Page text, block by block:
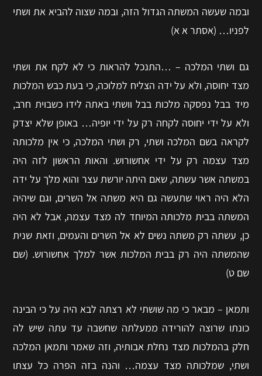
ובמה שעשה המשתה הגדול הזה, ובמה שצוה להביא את ושתי
לפניו… (אסתר א א)
גם ושתי המלכה – …התנכל להראות כי לא לקח את ושתי
מצד יחוסה, ולא על ידה הצליח למלוכה, כי בעת כבש המלכות
מיד בבל נפסקה מלכות בבל וושתי באתה לידו כשבוית חרב,
ולא על ידי יחוסה לקחה רק על ידי יופיה… באופן שלא יצדק
לקראה בשם המלכה ושתי, רק ושתי המלכה, כי אין מלכותה
מצד עצמה רק על ידי אחשורוש. והאות הראשון לזה היה
במשתה אשר עשתה, שאם היתה יורשת עצר והוא מלך על ידה
הלא היה ראוי שתעשה גם היא משתה אל השרים, וגם שיהיה
המשתה בבית מלכותה המיוחד לה מצד עצמה, אבל לא היה
כן, עשתה רק משתה נשים לא אל השרים והעמים, וזאת שנית
שהמשתה היה רק בבית המלכות אשר למלך אחשורוש. (שם
שם ט)
ותמאן – מבאר כי מה שושתי לא רצתה לבא היה על כי הבינה
כונתו שרוצה להורידה ממעלתה שחשבה עד עתה שיש לה
חלק בהמלכות מצד נחלת אבותיה, וזה שאמר ותמאן המלכה
ושתי, שמלכותה מצד עצמה… והנה בזה הפרה כל עצתו